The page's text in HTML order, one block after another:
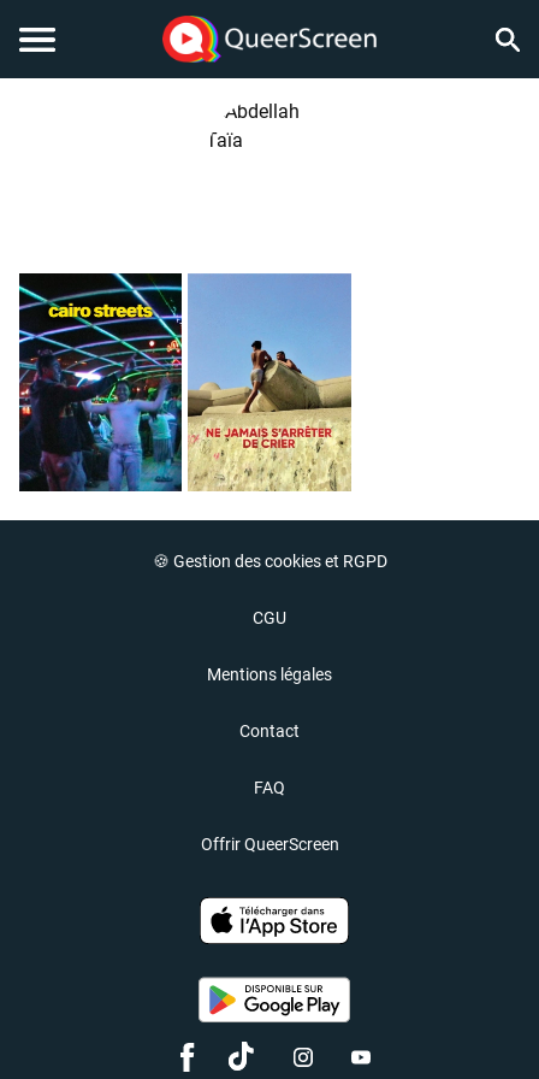
🍪 Gestion des cookies et RGPD
CGU
Mentions légales
Contact
FAQ
Offrir QueerScreen